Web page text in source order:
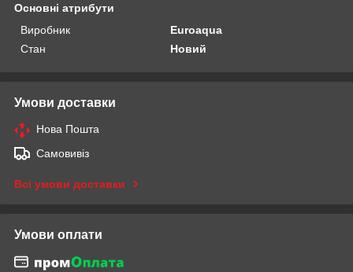
Основні атрибути
Виробник
Euroaqua
Стан
Новий
Умови доставки
Нова Пошта
Самовивіз
Всі умови доставки
Умови оплати